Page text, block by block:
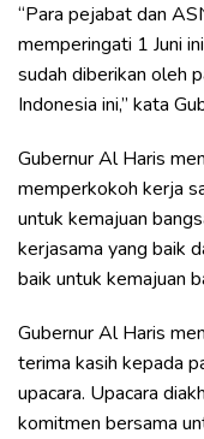
“Para pejabat dan
memperingati 1 Juni
sudah diberikan oleh
Indonesia ini,” kata
Gubernur Al Haris
memperkokoh kerja
untuk kemajuan
kerjasama yang baik
baik untuk kemajuan
Gubernur Al Haris
terima kasih kepada
upacara. Upacara
komitmen bersama